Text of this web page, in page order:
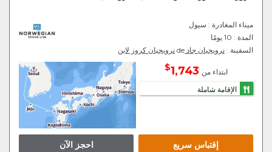
ميناء المغادرة : سيول
المدة : 10 يومًا
السفينة : نرويجيان جاد de نرويجيان كروز لاين
ابتداء من 1,743
$
الإقامة شاملة
احجز الآن إقتباس سريع